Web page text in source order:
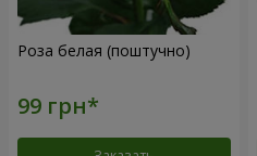
Роза белая (поштучно)